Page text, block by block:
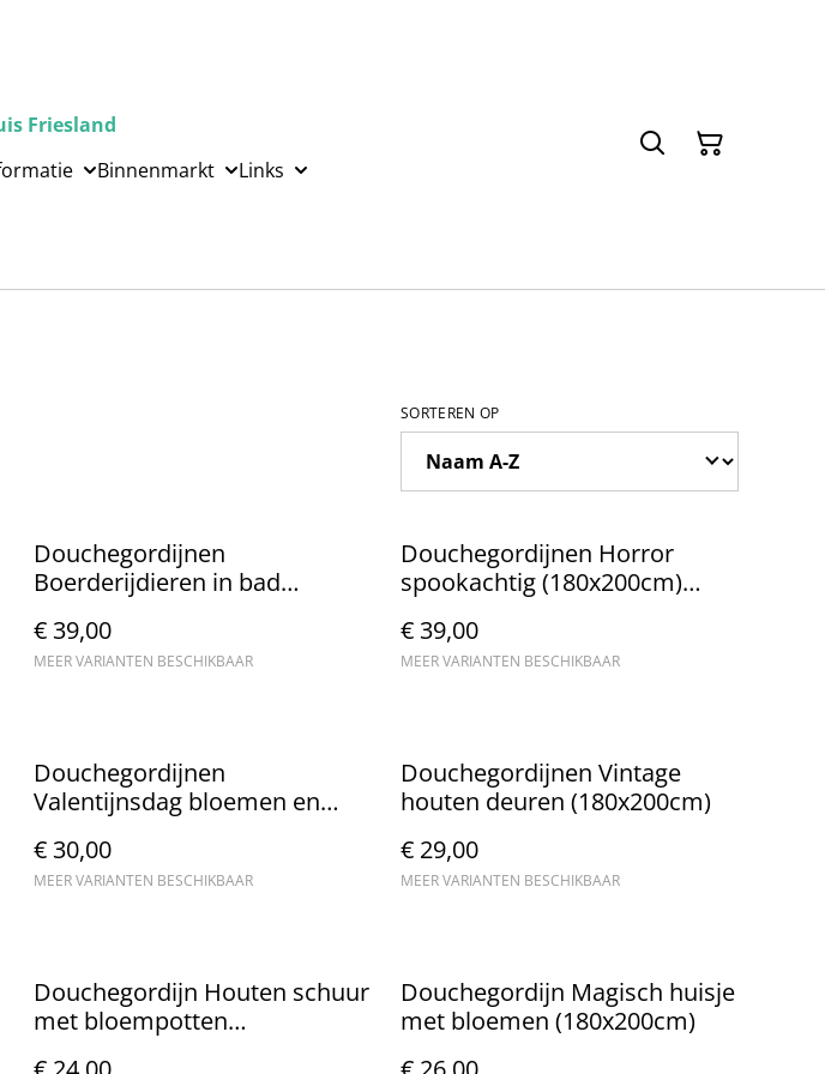
Friesland
Binnenmarkt Links
SORTEREN OP
Douchegordijnen
Boerderijdieren in bad
€ 39,00
MEER VARIANTEN BESCHIKBAAR
Douchegordijnen Horror
spookachtig (180x200cm)
€ 39,00
MEER VARIANTEN BESCHIKBAAR
Douchegordijnen
Valentijnsdag bloemen en
€ 30,00
MEER VARIANTEN BESCHIKBAAR
Douchegordijnen Vintage
houten deuren (180x200cm)
€ 29,00
MEER VARIANTEN BESCHIKBAAR
Douchegordijn Houten schuur
met bloempotten
Douchegordijn Magisch huisje
met bloemen (180x200cm)